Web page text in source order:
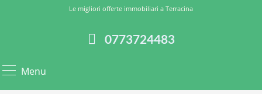
Le migliori offerte immobiliari a Terracina
Menu
0773724483